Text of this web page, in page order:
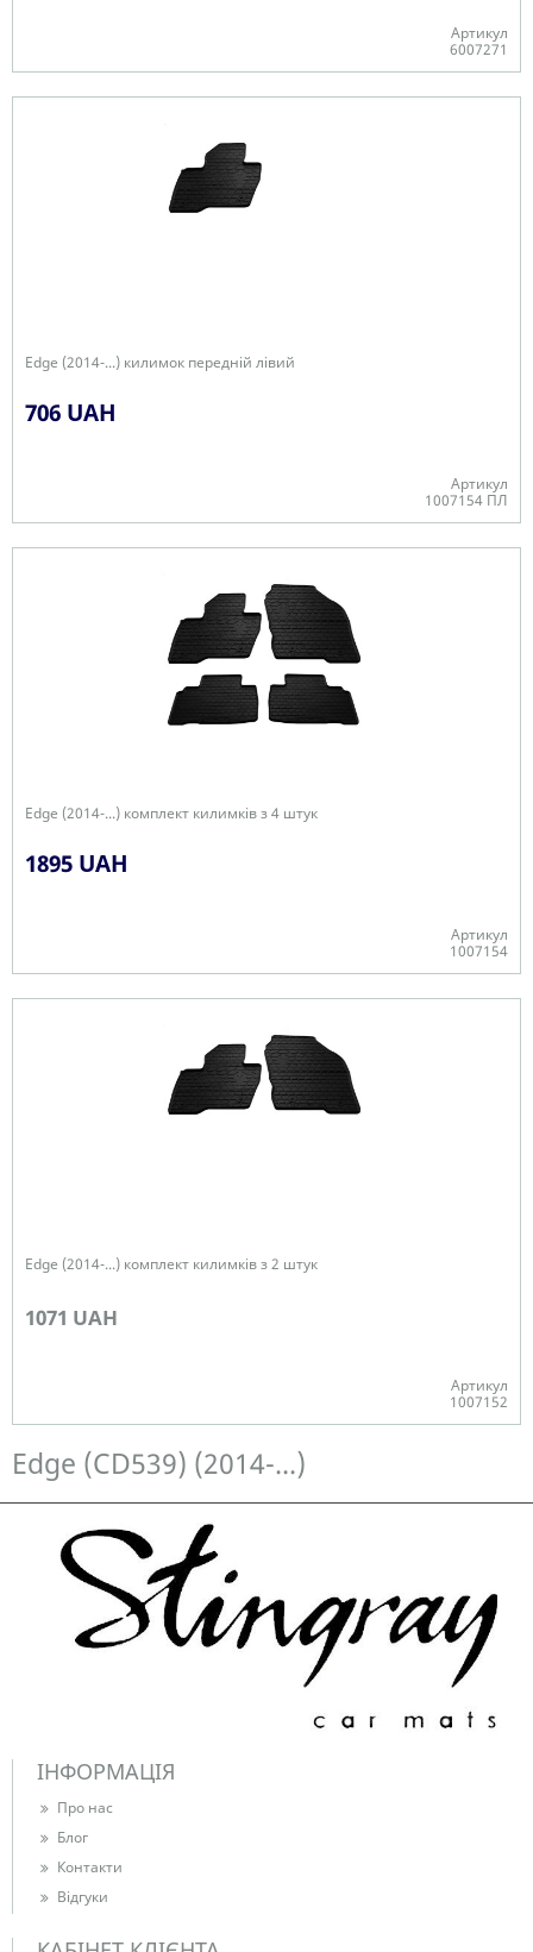
Артикул
6007271
Edge (2014-...) килимок передній лівий
706 UAH
Артикул
1007154 ПЛ
Edge (2014-...) комплект килимків з 4 штук
1895 UAH
Артикул
1007154
Edge (2014-...) комплект килимків з 2 штук
1071 UAH
Артикул
1007152
Edge (CD539) (2014-...)
ІНФОРМАЦІЯ
Про нас
Блог
Контакти
Відгуки